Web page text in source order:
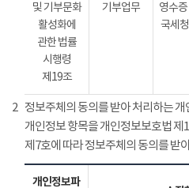
및 기부문화
활성화에
관한 법률
시행령
제19조
기부업무
영수
국세
2 정보주체의 동의를 받아 처리하는
개인정보 항목을 개인정보보호법 제
제7호에 따라 정보주체의 동의를 받
개인정보파